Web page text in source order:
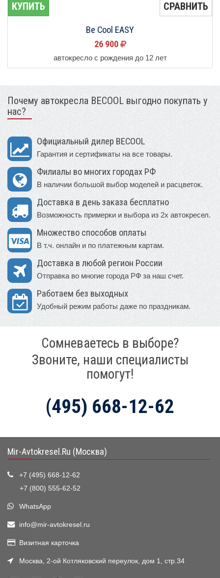
КУПИТЬ СРАВНИТЬ
Be Cool EASY
26 900
автокресло с рождения до 12 лет
Почему автокресла BECOOL выгодно покупать у
нас?
Официальный дилер BECOOL
Гарантия и сертификаты на все товары.
Филиалы во многих городах РФ
В наличии большой выбор моделей и расцветок.
Доставка в день заказа бесплатно
Возможность примерки и выбора из 2х автокресел.
Множество способов оплаты
В т.ч. онлайн и по платежным картам.
Доставка в любой регион России
Отправка во многие города РФ за наш счет.
Работаем без выходных
Удобный режим работы даже по праздникам.
Сомневаетесь в выборе?
Звоните, наши специалисты
помогут!
(495) 668-12-62
Mir-Avtokresel.Ru (Москва)
+7 (495) 668-12-62
+7 (800) 555-62-52
WhatsApp
info@mir-avtokresel.ru
Визитная карточка
Москва, 2-ой Котляковский переулок, дом 1, стр.34